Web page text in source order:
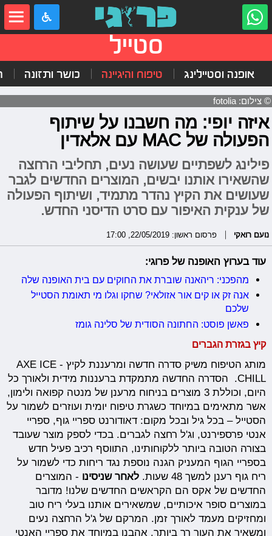
סטייל
אופנה וסטיילינג טיפוח והיגיינה כושר ותזונה
© צילום: fotolia
איזה יופי: מה חשבנו על שיתוף
הפעולה של MAC עם אלאדין
פילינג לשפתיים שעושה נעים, תחליבי הרחצה
שהשאירו אותנו יבשים, המוצרים החדשים לגבר
שעושים את הקיץ נהדר מתמיד, ושיתוף הפעולה
של ענקית האיפור עם סרט הדיסני החדש.
נועם רואקי פרסום ראשון: 22/05/2019, 17:00
עוד בערוץ האופנה של פרוגי:
מהפכני: ריהאנה שוברת את החוקים עם בית האופנה שלה
אנה זק או קים אור אזולאי? שחקו וגלו מי תאומת הסטייל
שלכם
פאשן פוסט: החתונה הסודית של סלינה גומז
קיץ בגזרת הגברים
מותג הטיפוח משיק סדרה חדשה ומרעננת לקיץ - AXE ICE
CHILL. הסדרה החדשה מתמקדת ברעננות מידית ולאורך כל
היום, וכוללת 3 מוצרים בניחוח מרענן של מנטה קפואה ולימון,
אשר מתאימים במיוחד כשגרת טיפוח יומית ועוזרים לשמור על
הסטייל – בכל גיל ובכל מקום: דאודורנט ספריי גוף, ספריי
אנטי פרספירנט, וג'ל רחצה לגברים. בכדי לספק מוצר שעובד
בצורה הטובה ביותר ללקוחותינו, התווסף רכיב פעיל חדש
בספריי הגוף המעניק הגנה נוספת נגד ריחות כדי לשמור על
ריח גוף רענן למשך 48 שעות.
לאחר שניסינו - המוצרים
החדשים של אקס הם הקראשים החדשים שלנו! מדובר
במוצרים סופר איכותיים, שמשאירים אותנו בעלי ריח טוב
ומחזיקים מעמד לאורך זמן. המרקם של ג'ל הרחצה נעים
ומשאיר את העור רך ביותר. אהבנו במיוחד את ספריי האנטי